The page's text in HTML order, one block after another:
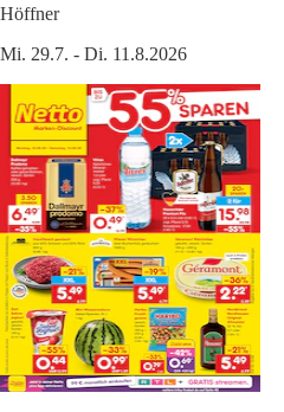
Höffner
Mi. 29.7. - Di. 11.8.2026